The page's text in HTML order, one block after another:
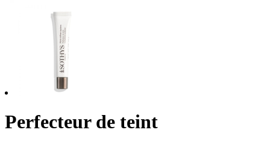
Perfecteur de teint